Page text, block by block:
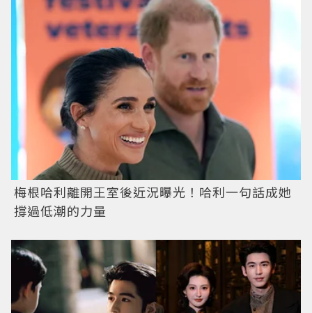
梅根哈利離開王室後近況曝光！哈利一句話成她
撐過低潮的力量